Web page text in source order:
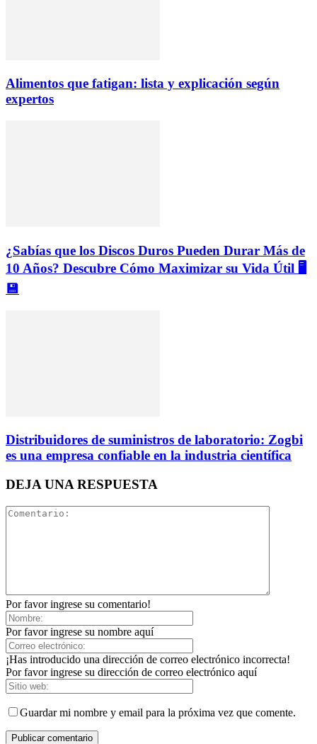
Alimentos que fatigan: lista y explicación según
expertos
¿Sabías que los Discos Duros Pueden Durar Más de
10 Años? Descubre Cómo Maximizar su Vida Útil 🖥️
💾
Distribuidores de suministros de laboratorio: Zogbi
es una empresa confiable en la industria científica
DEJA UNA RESPUESTA
Por favor ingrese su comentario!
Por favor ingrese su nombre aquí
¡Has introducido una dirección de correo electrónico incorrecta!
Por favor ingrese su dirección de correo electrónico aquí
Guardar mi nombre y email para la próxima vez que comente.